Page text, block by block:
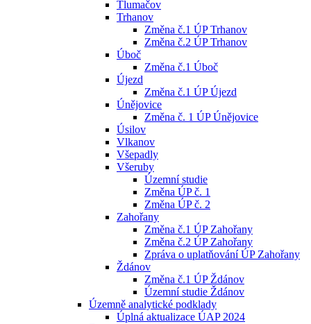
Tlumačov
Trhanov
Změna č.1 ÚP Trhanov
Změna č.2 ÚP Trhanov
Úboč
Změna č.1 Úboč
Újezd
Změna č.1 ÚP Újezd
Únějovice
Změna č. 1 ÚP Únějovice
Úsilov
Vlkanov
Všepadly
Všeruby
Územní studie
Změna ÚP č. 1
Změna ÚP č. 2
Zahořany
Změna č.1 ÚP Zahořany
Změna č.2 ÚP Zahořany
Zpráva o uplatňování ÚP Zahořany
Ždánov
Změna č.1 ÚP Ždánov
Územní studie Ždánov
Územně analytické podklady
Úplná aktualizace ÚAP 2024